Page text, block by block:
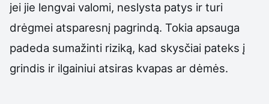
jei jie lengvai valomi, neslysta patys ir turi
drėgmei atsparesnį pagrindą. Tokia apsauga
padeda sumažinti riziką, kad skysčiai pateks į
grindis ir ilgainiui atsiras kvapas ar dėmės.